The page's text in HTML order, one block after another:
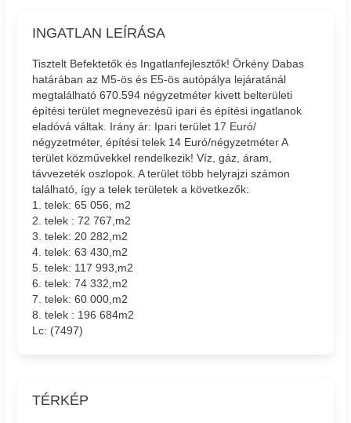
INGATLAN LEÍRÁSA
Tisztelt Befektetők és Ingatlanfejlesztők! Örkény Dabas
határában az M5-ös és E5-ös autópálya lejáratánál
megtalálható 670.594 négyzetméter kivett belterületi
építési terület megnevezésű ipari és építési ingatlanok
eladóvá váltak. Irány ár: Ipari terület 17 Euró/
négyzetméter, építési telek 14 Euró/négyzetméter A
terület közművekkel rendelkezik! Víz, gáz, áram,
távvezeték oszlopok. A terület több helyrajzi számon
található, így a telek területek a következők:
1. telek: 65 056, m2
2. telek : 72 767,m2
3. telek: 20 282,m2
4. telek: 63 430,m2
5. telek: 117 993,m2
6. telek: 74 332,m2
7. telek: 60 000,m2
8. telek : 196 684m2
Lc: (7497)
TÉRKÉP